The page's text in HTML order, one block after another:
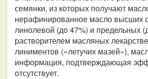
семянки, из которых получают
нерафинированное масло высших
линолевой (до 47%) и предельных
растворителем масляных
линиментов («летучих мазей»),
информация, подтверждающая
отсутствует.